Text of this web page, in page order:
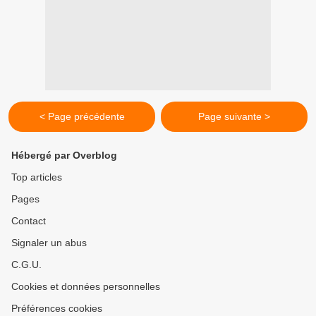
< Page précédente Page suivante >
Hébergé par Overblog
Top articles
Pages
Contact
Signaler un abus
C.G.U.
Cookies et données personnelles
Préférences cookies